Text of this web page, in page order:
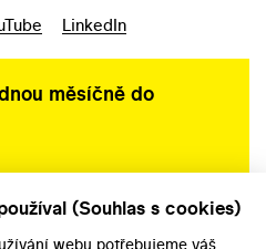
LinkedIn
měsíčně do
(Souhlas s cookies)
webu potřebujeme váš